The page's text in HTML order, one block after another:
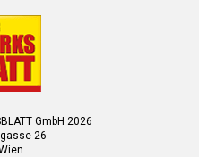
GmbH 2026
26